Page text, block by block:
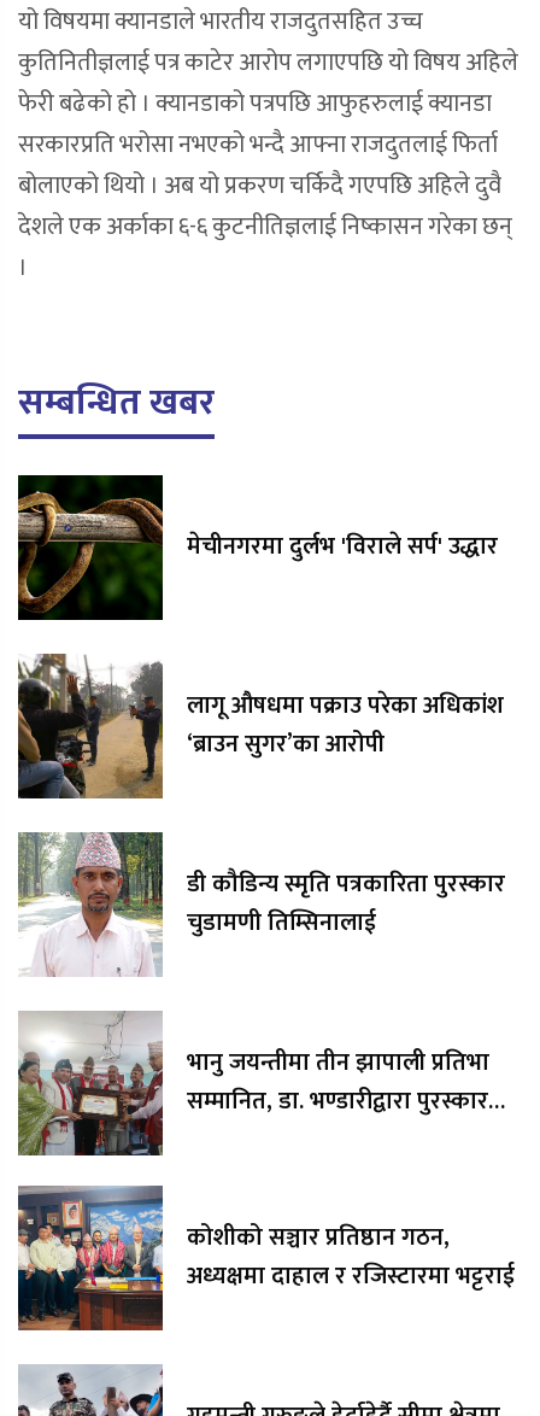
यो विषयमा क्यानडाले भारतीय राजदुतसहित उच्च
कुतिनितीज्ञलाई पत्र काटेर आरोप लगाएपछि यो विषय अहिले
फेरी बढेको हो । क्यानडाको पत्रपछि आफुहरुलाई क्यानडा
सरकारप्रति भरोसा नभएको भन्दै आफ्ना राजदुतलाई फिर्ता
बोलाएको थियो । अब यो प्रकरण चर्किदै गएपछि अहिले दुवै
देशले एक अर्काका ६-६ कुटनीतिज्ञलाई निष्कासन गरेका छन्
।
सम्बन्धित खबर
मेचीनगरमा दुर्लभ 'विराले सर्प' उद्धार
लागू औषधमा पक्राउ परेका अधिकांश
‘ब्राउन सुगर’का आरोपी
डी कौडिन्य स्मृति पत्रकारिता पुरस्कार
चुडामणी तिम्सिनालाई
भानु जयन्तीमा तीन झापाली प्रतिभा
सम्मानित, डा. भण्डारीद्वारा पुरस्कार
कोशीको सञ्चार प्रतिष्ठान गठन,
अध्यक्षमा दाहाल र रजिस्टारमा भट्टराई